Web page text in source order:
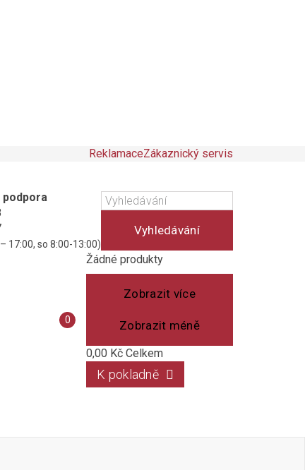
ReklamaceZákaznický servis
podpora
17:00, so 8:00-13:00)
Vyhledávání
Košík
(prázdný)
Žádné produkty
Zobrazit více
Zobrazit méně
0,00 Kč Celkem
K pokladně
Porovnání
0